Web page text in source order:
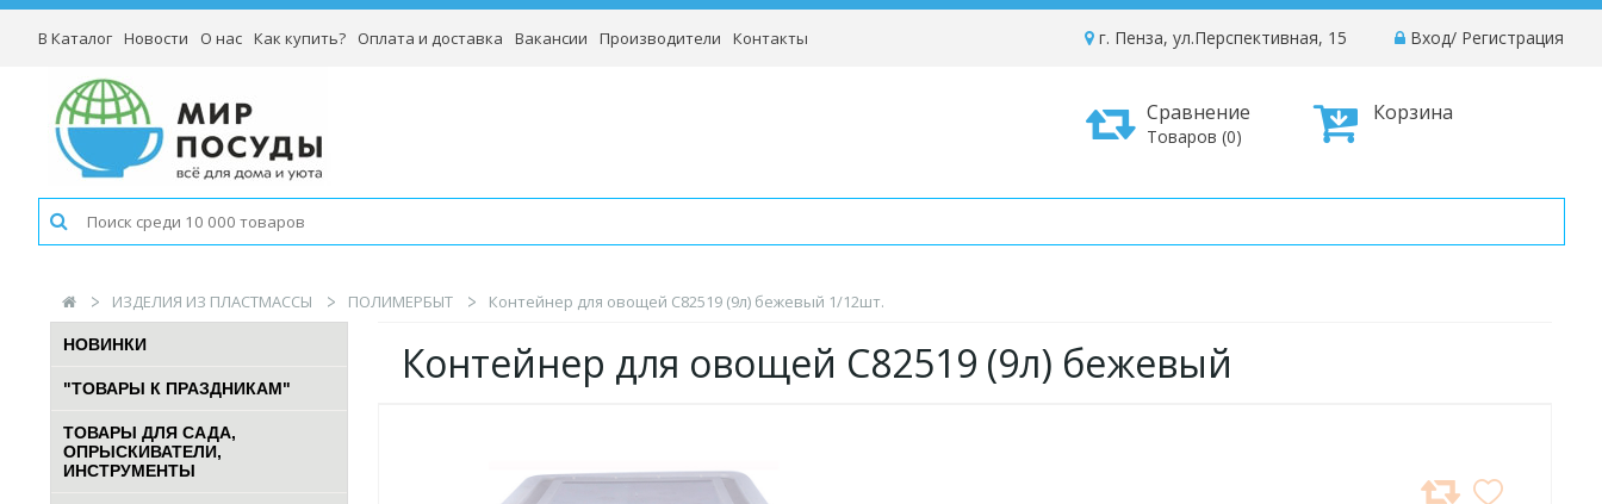
В Каталог Новости О нас Как купить? Оплата и доставка Вакансии Производители Контакты Вход/ Регистрация
г. Пенза, ул.Перспективная, 15
Корзина
Сравнение
Товаров (0)
ИЗДЕЛИЯ ИЗ ПЛАСТМАССЫ ПОЛИМЕРБЫТ Контейнер для овощей С82519 (9л) бежевый 1/12шт.
НОВИНКИ
"ТОВАРЫ К ПРАЗДНИКАМ"
ТОВАРЫ ДЛЯ САДА,
ОПРЫСКИВАТЕЛИ,
ИНСТРУМЕНТЫ
Контейнер для овощей С82519 (9л) бежевый